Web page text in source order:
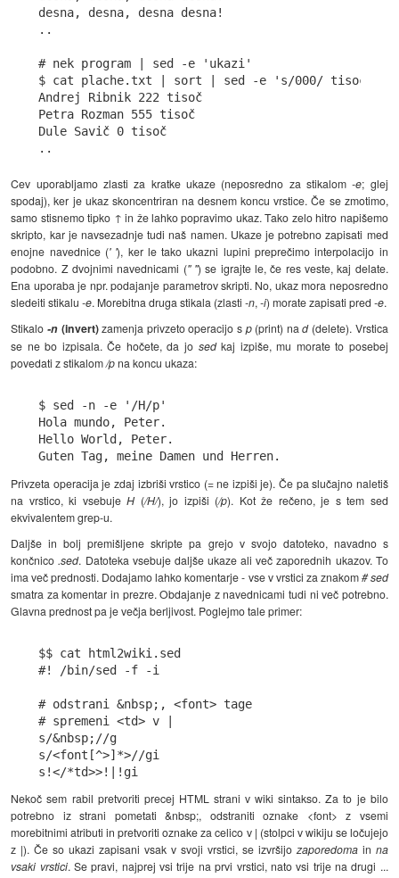
desna, desna, desna desna!
..
# nek program | sed -e 'ukazi'
$ cat plache.txt | sort | sed -e 's/000/ tisoč/'
Andrej Ribnik 222 tisoč
Petra Rozman 555 tisoč
Dule Savič 0 tisoč
Cev uporabljamo zlasti za kratke ukaze (neposredno za stikalom-e; glej
spodaj), ker je ukaz skoncentriran na desnem koncu vrstice. Če se zmotimo,
samo stisnemo tipko ↑ in že lahko popravimo ukaz. Tako zelo hitro napišemo
skripto, kar je navsezadnje tudi naš namen. Ukaze je potrebno zapisati med
enojne navednice (' '), ker le tako ukazni lupini preprečimo interpolacijo in
podobno. Z dvojnimi navednicami (" ") se igrajte le, če res veste, kaj delate.
Ena uporaba je npr. podajanje parametrov skripti. No, ukaz mora neposredno
sledeiti stikalu-e. Morebitna druga stikala (zlasti-n,-i) morate zapisati pred-e.
Stikalo -n(invert)zamenja privzeto operacijo s p(print) nad(delete). Vrstica
se ne bo izpisala. Če hočete, da jo sedkaj izpiše, mu morate to posebej
povedati z stikalom/pna koncu ukaza:
$ sed -n -e '/H/p'
Hola mundo, Peter.
Hello World, Peter.
Privzeta operacija je zdaj izbriši vrstico (= ne izpiši je). Če pa slučajno naletiš
na vrstico, ki vsebujeH (/H/), jo izpiši (/p). Kot že rečeno, je s tem sed
ekvivalentem grep-u.
Daljše in bolj premišljene skripte pa grejo v svojo datoteko, navadno s
končnico .sed. Datoteka vsebuje daljše ukaze ali več zaporednih ukazov. To
ima več prednosti. Dodajamo lahko komentarje - vse v vrstici za znakom#sed
smatra za komentar in prezre. Obdajanje z navednicami tudi ni več potrebno.
Glavna prednost pa je večja berljivost. Poglejmo tale primer:
$$ cat html2wiki.sed
#! /bin/sed -f -i
# odstrani &nbsp;, <font> tage
# spremeni <td> v |
s/&nbsp;//g
s/<font[^>]*>//gi
Nekoč sem rabil pretvoriti precej HTML strani v wiki sintakso. Za to je bilo
potrebno iz strani pometati &nbsp;, odstraniti oznake <font> z vsemi
morebitnimi atributi in pretvoriti oznake za celico v | (stolpci v wikiju se ločujejo
z |). Če so ukazi zapisani vsak v svoji vrstici, se izvršijozaporedomain na
vsaki vrstici. Se pravi, najprej vsi trije na prvi vrstici, nato vsi trije na drugi ...